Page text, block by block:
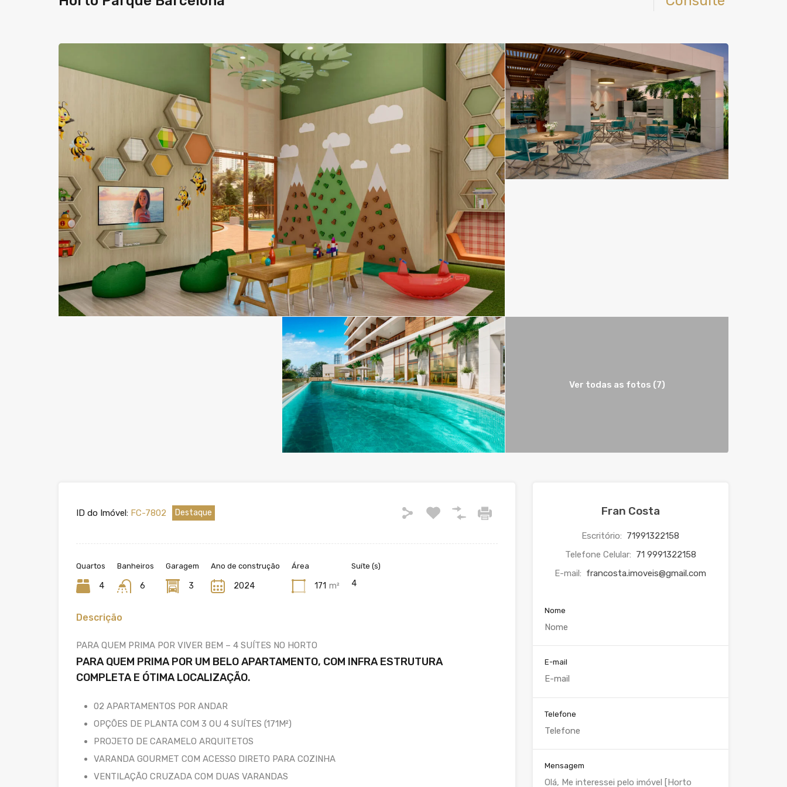
Ver todas as fotos (7)
ID do Imóvel: FC-7802 Destaque
Quartos
4
Banheiros
6
Garagem
3
Ano de construção
2024
Área
171 m²
Suíte (s)
4
Descrição
PARA QUEM PRIMA POR VIVER BEM – 4 SUÍTES NO HORTO
PARA QUEM PRIMA POR UM BELO APARTAMENTO, COM INFRA ESTRUTURA
COMPLETA E ÓTIMA LOCALIZAÇÃO.
02 APARTAMENTOS POR ANDAR
OPÇÕES DE PLANTA COM 3 OU 4 SUÍTES (171M²)
PROJETO DE CARAMELO ARQUITETOS
VARANDA GOURMET COM ACESSO DIRETO PARA COZINHA
VENTILAÇÃO CRUZADA COM DUAS VARANDAS
Fran Costa
Escritório: 71991322158
Telefone Celular: 71 9991322158
E-mail: francosta.imoveis@gmail.com
Nome
E-mail
Telefone
Mensagem